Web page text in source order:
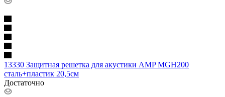
13330 Защитная решетка для акустики AMP MGH200
сталь+пластик 20,5см
Достаточно